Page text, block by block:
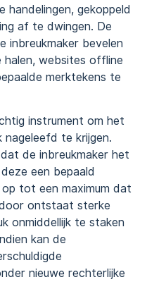
handelingen, gekoppeld
af te dwingen. De
inbreukmaker bevelen
websites offline
merktekens te
instrument om het
nageleefd te krijgen.
de inbreukmaker het
een bepaald
tot een maximum dat
ontstaat sterke
onmiddellijk te staken
kan de
nieuwe rechterlijke